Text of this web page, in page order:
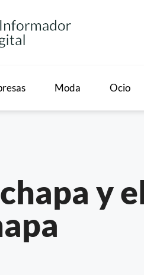
Moda Ocio
y